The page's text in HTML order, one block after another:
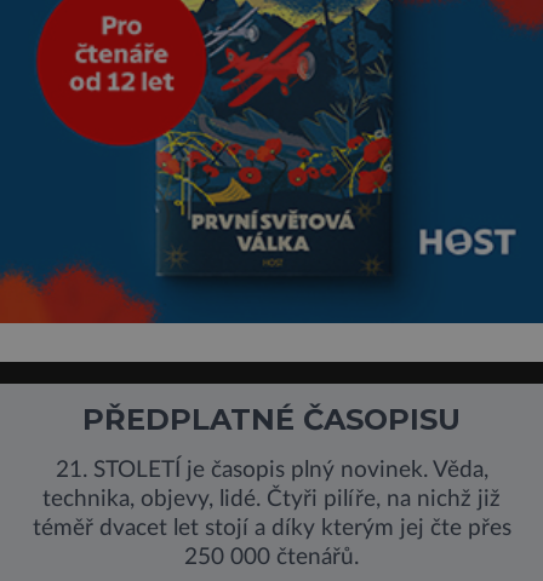
PŘEDPLATNÉ ČASOPISU
21. STOLETÍ je časopis plný novinek. Věda,
technika, objevy, lidé. Čtyři pilíře, na nichž již
téměř dvacet let stojí a díky kterým jej čte přes
250 000 čtenářů.